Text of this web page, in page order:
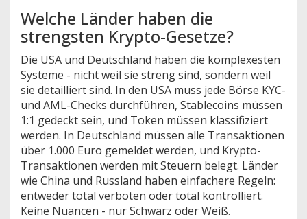
Welche Länder haben die
strengsten Krypto-Gesetze?
Die USA und Deutschland haben die komplexesten
Systeme - nicht weil sie streng sind, sondern weil
sie detailliert sind. In den USA muss jede Börse KYC-
und AML-Checks durchführen, Stablecoins müssen
1:1 gedeckt sein, und Token müssen klassifiziert
werden. In Deutschland müssen alle Transaktionen
über 1.000 Euro gemeldet werden, und Krypto-
Transaktionen werden mit Steuern belegt. Länder
wie China und Russland haben einfachere Regeln:
entweder total verboten oder total kontrolliert.
Keine Nuancen - nur Schwarz oder Weiß.